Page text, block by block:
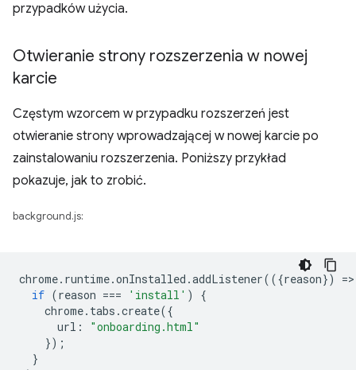
przypadków użycia.
Otwieranie strony rozszerzenia w nowej
karcie
Częstym wzorcem w przypadku rozszerzeń jest
otwieranie strony wprowadzającej w nowej karcie po
zainstalowaniu rozszerzenia. Poniższy przykład
pokazuje, jak to zrobić.
background.js:
chrome. runtime.onInstalled .addListener(({reason}) =>
if (reason === 'install' )
{
chrome. tabs .create({
url :
"onboarding.html"
});
}